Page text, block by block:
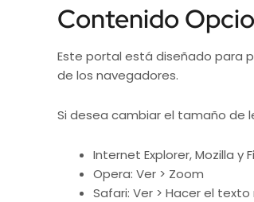
Contenido
Este portal está diseñado para
de los navegadores.
Si desea cambiar el tamaño de
Internet Explorer, Mozilla y
Opera: Ver > Zoom
Safari: Ver > Hacer el